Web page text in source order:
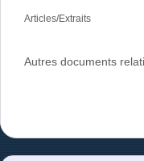
Articles/Extraits
Autres documents